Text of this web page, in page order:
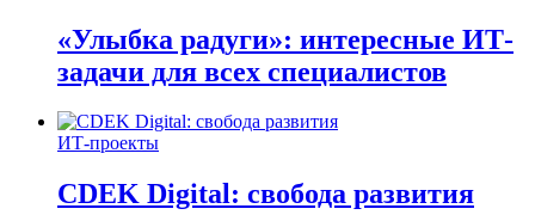
«Улыбка радуги»: интересные ИТ-
задачи для всех специалистов
ИТ-проекты
CDEK Digital: свобода развития